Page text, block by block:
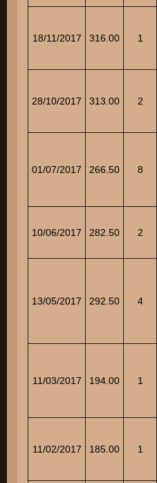
18/11/2017 316.00 1
28/10/2017 313.00 2
01/07/2017 266.50 8
10/06/2017 282.50 2
13/05/2017 292.50 4
11/03/2017 194.00 1
11/02/2017 185.00 1